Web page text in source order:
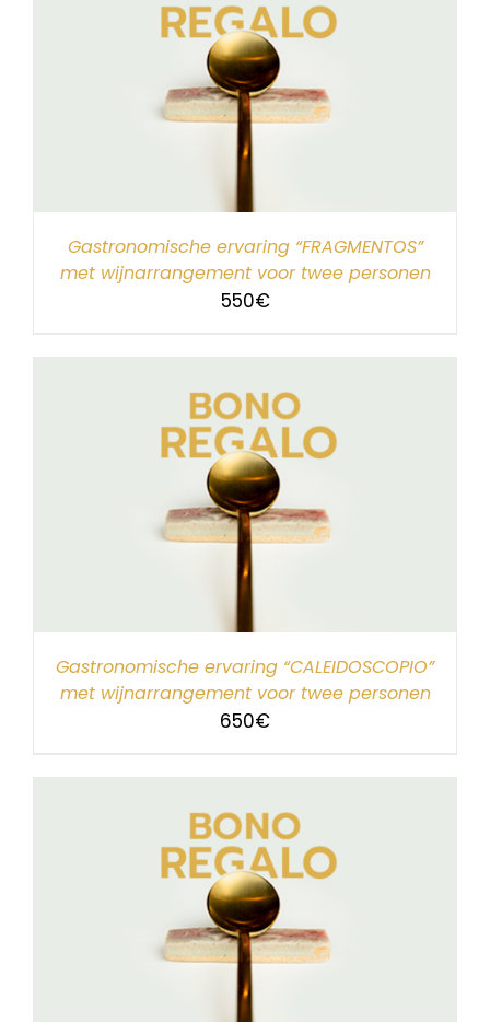
Gastronomische ervaring “FRAGMENTOS”
met wijnarrangement voor twee personen
550€
Gastronomische ervaring “CALEIDOSCOPIO”
met wijnarrangement voor twee personen
650€